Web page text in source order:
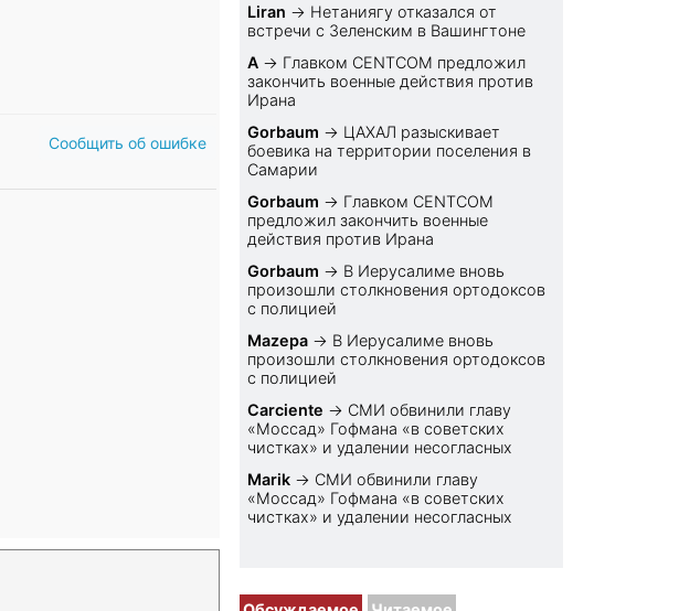
Сообщить об ошибке
Liran → Нетаниягу отказался от
встречи с Зеленским в Вашингтоне
A → Главком CENTCOM предложил
закончить военные действия против
Ирана
Gorbaum → ЦАХАЛ разыскивает
боевика на территории поселения в
Самарии
Gorbaum → Главком CENTCOM
предложил закончить военные
действия против Ирана
Gorbaum → В Иерусалиме вновь
произошли столкновения ортодоксов
с полицией
Mazepa → В Иерусалиме вновь
произошли столкновения ортодоксов
с полицией
Carciente → СМИ обвинили главу
«Моссад» Гофмана «в советских
чистках» и удалении несогласных
Marik → СМИ обвинили главу
«Моссад» Гофмана «в советских
чистках» и удалении несогласных